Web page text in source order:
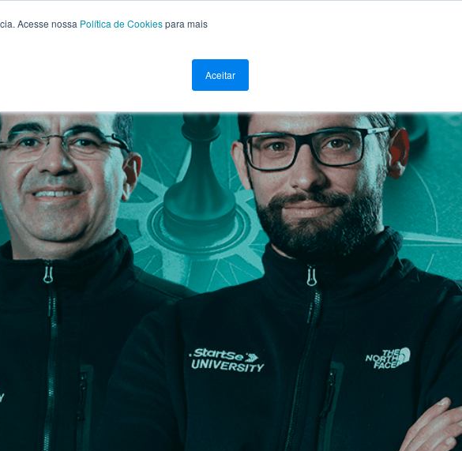
Acesse nossa Política de Cookiespara mais
Aceitar